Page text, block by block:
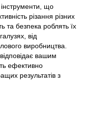
що
різання різних
та безпека роблять їх
від
виробництва.
вашим
ефективно
результатів з